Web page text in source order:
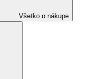
Všetko o nákupe